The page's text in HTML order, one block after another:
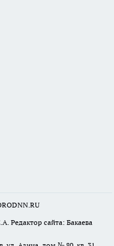
Редактор сайта: Бакаева